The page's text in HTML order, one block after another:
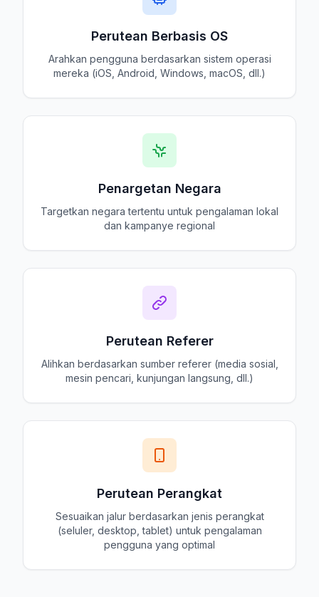
Perutean Berbasis OS
Arahkan pengguna berdasarkan sistem operasi
mereka (iOS, Android, Windows, macOS, dll.)
Penargetan Negara
Targetkan negara tertentu untuk pengalaman lokal
dan kampanye regional
Perutean Referer
Alihkan berdasarkan sumber referer (media sosial,
mesin pencari, kunjungan langsung, dll.)
Perutean Perangkat
Sesuaikan jalur berdasarkan jenis perangkat
(seluler, desktop, tablet) untuk pengalaman
pengguna yang optimal